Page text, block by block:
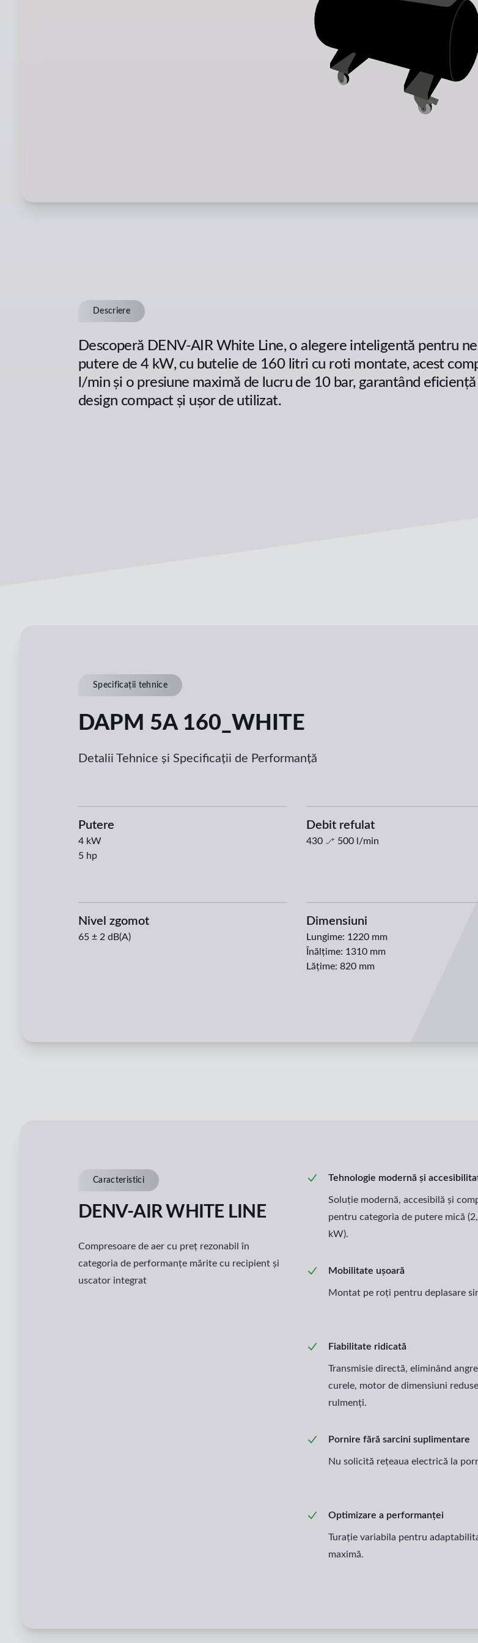
Descriere
Descoperă DENV-AIR White Line, o alegere inteligentă pentru
putere de 4 kW, cu butelie de 160 litri cu roti montate, acest
l/min și o presiune maximă de lucru de 10 bar, garantând
design compact și ușor de utilizat.
Specificații tehnice
DAPM 5A 160_WHITE
Detalii Tehnice și Specificații de Performanță
Putere
4 kW
5 hp
Debit refulat
430 500 l/min
Nivel zgomot
65 ± 2 dB(A)
Dimensiuni
Lungime: 1220 mm
Înălțime: 1310 mm
Lățime:820 mm
Caracteristici
DENV-AIR WHITE LINE
Compresoare de aer cu preț rezonabil în
categoria de performanțe mărite cu recipient și
uscator integrat
Tehnologie modernă și
Soluție modernă, accesibilă și
pentru categoria de putere mică
kW).
Mobilitate ușoară
Montat pe roți pentru deplasare
Fiabilitate ridicată
Transmisie directă, eliminând
curele, motor de dimensiuni
rulmenți.
Pornire fără sarcini suplimentare
Nu solicită rețeaua electrică la
Optimizare a performanței
Turație variabila pentru
maximă.